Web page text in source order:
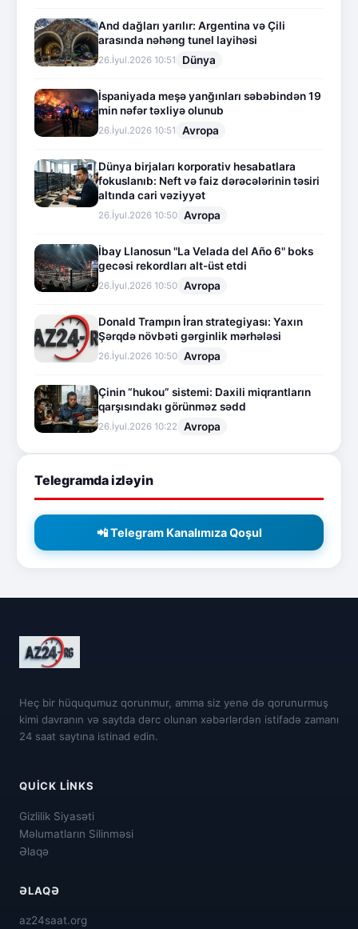
And dağları yarılır: Argentina və Çili
arasında nəhəng tunel layihəsi
26.İyul.2026 10:51 Dünya
İspaniyada meşə yanğınları səbəbindən 19
min nəfər təxliyə olunub
26.İyul.2026 10:51 Avropa
Dünya birjaları korporativ hesabatlara
fokuslanıb: Neft və faiz dərəcələrinin təsiri
altında cari vəziyyət
26.İyul.2026 10:50 Avropa
İbay Llanosun "La Velada del Año 6" boks
gecəsi rekordları alt-üst etdi
26.İyul.2026 10:50 Avropa
Donald Trampın İran strategiyası: Yaxın
Şərqdə növbəti gərginlik mərhələsi
26.İyul.2026 10:50 Avropa
Çinin “hukou” sistemi: Daxili miqrantların
qarşısındakı görünməz sədd
26.İyul.2026 10:22 Avropa
Telegramda izləyin
📲 Telegram Kanalımıza Qoşul
Heç bir hüququmuz qorunmur, amma siz yenə də qorunurmuş
kimi davranın və saytda dərc olunan xəbərlərdən istifadə zamanı
24 saat saytına istinad edin.
QUICK LINKS
Gizlilik Siyasəti
Məlumatların Silinməsi
Əlaqə
ƏLAQƏ
az24saat.org